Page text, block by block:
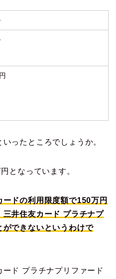
ったところでしょうか。
となっています。
ードの利用限度額で150万円
井住友カード プラチナプ
ができないというわけで
ド プラチナプリファード